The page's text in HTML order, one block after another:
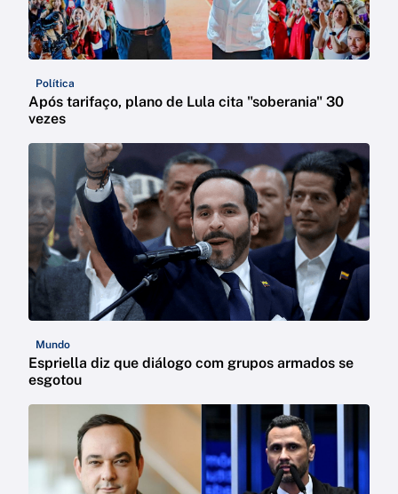
Política
Após tarifaço, plano de Lula cita "soberania" 30
vezes
Mundo
Espriella diz que diálogo com grupos armados se
esgotou